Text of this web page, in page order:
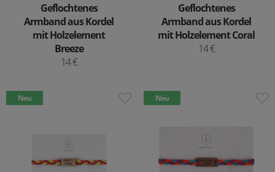
Geflochtenes
Armband aus Kordel
mit Holzelement
Breeze
14 €
Geflochtenes
Armband aus Kordel
mit Holzelement Coral
14 €
Neu Neu